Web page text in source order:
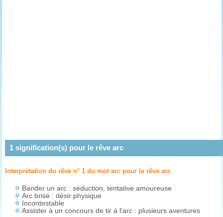
1signification(s) pour le rêve arc
Interprétation du rêve n° 1 du mot arc pour le rêvearc
Bander un arc : séduction, tentative amoureuse
Arc brisé : désir physique
Incontestable
Assister à un concours de tir à l'arc : plusieurs aventures